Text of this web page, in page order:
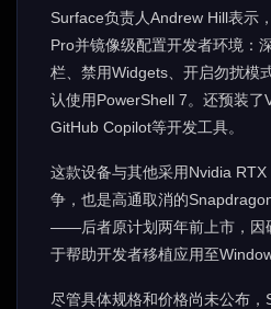
Surface负责人Andrew Hill表示
Pro并镜像级配置开发者环境：
栏、禁用Widgets、开启勿扰模
认使用PowerShell 7。还预装了
GitHub Copilot等开发工具。
这款设备与其他采用Nvidia
争，也是高通取消的
——后者原计划两年前上市，因
于帮助开发者移植应用至
尽管具体规格和价格尚未公布